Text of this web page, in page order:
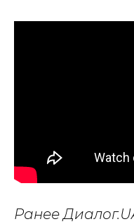
Ранее